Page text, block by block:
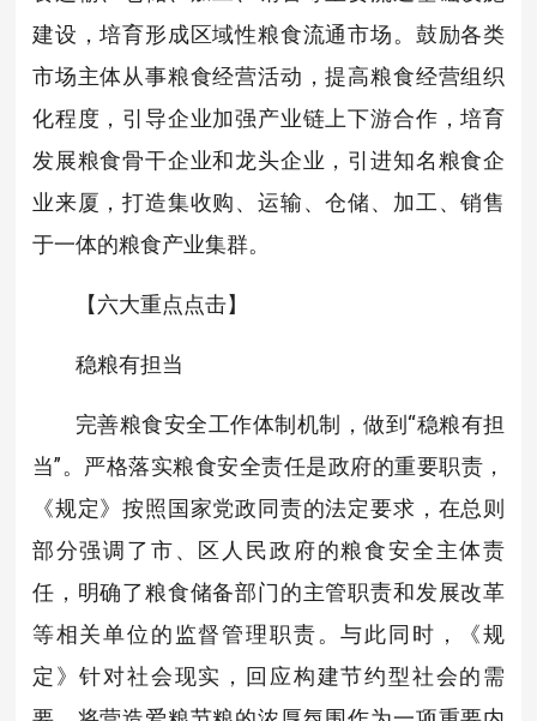
建设，培育形成区域性粮食流通市场。鼓励各类
市场主体从事粮食经营活动，提高粮食经营组织
化程度，引导企业加强产业链上下游合作，培育
发展粮食骨干企业和龙头企业，引进知名粮食企
业来厦，打造集收购、运输、仓储、加工、销售
于一体的粮食产业集群。
【六大重点点击】
稳粮有担当
完善粮食安全工作体制机制，做到“稳粮有担
当”。严格落实粮食安全责任是政府的重要职责，
《规定》按照国家党政同责的法定要求，在总则
部分强调了市、区人民政府的粮食安全主体责
任，明确了粮食储备部门的主管职责和发展改革
等相关单位的监督管理职责。与此同时，《规
定》针对社会现实，回应构建节约型社会的需